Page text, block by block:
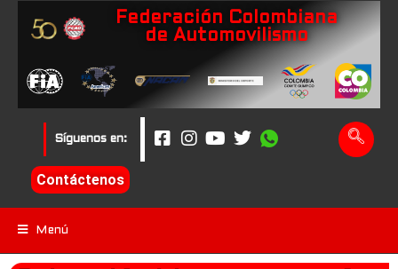
Federación Colombiana
de Automovilismo
Síguenos en:
Contáctenos
Menú